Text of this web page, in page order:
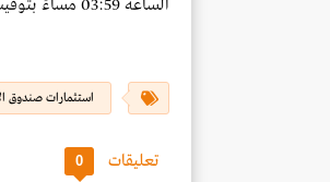
الساعة 03:59 مساءً بتوقيت مكة المكرمة، مقلصًا مكاسبه التي بلغت في وقت سابق 62%.
استثمارات صندوق
تعليقات 0